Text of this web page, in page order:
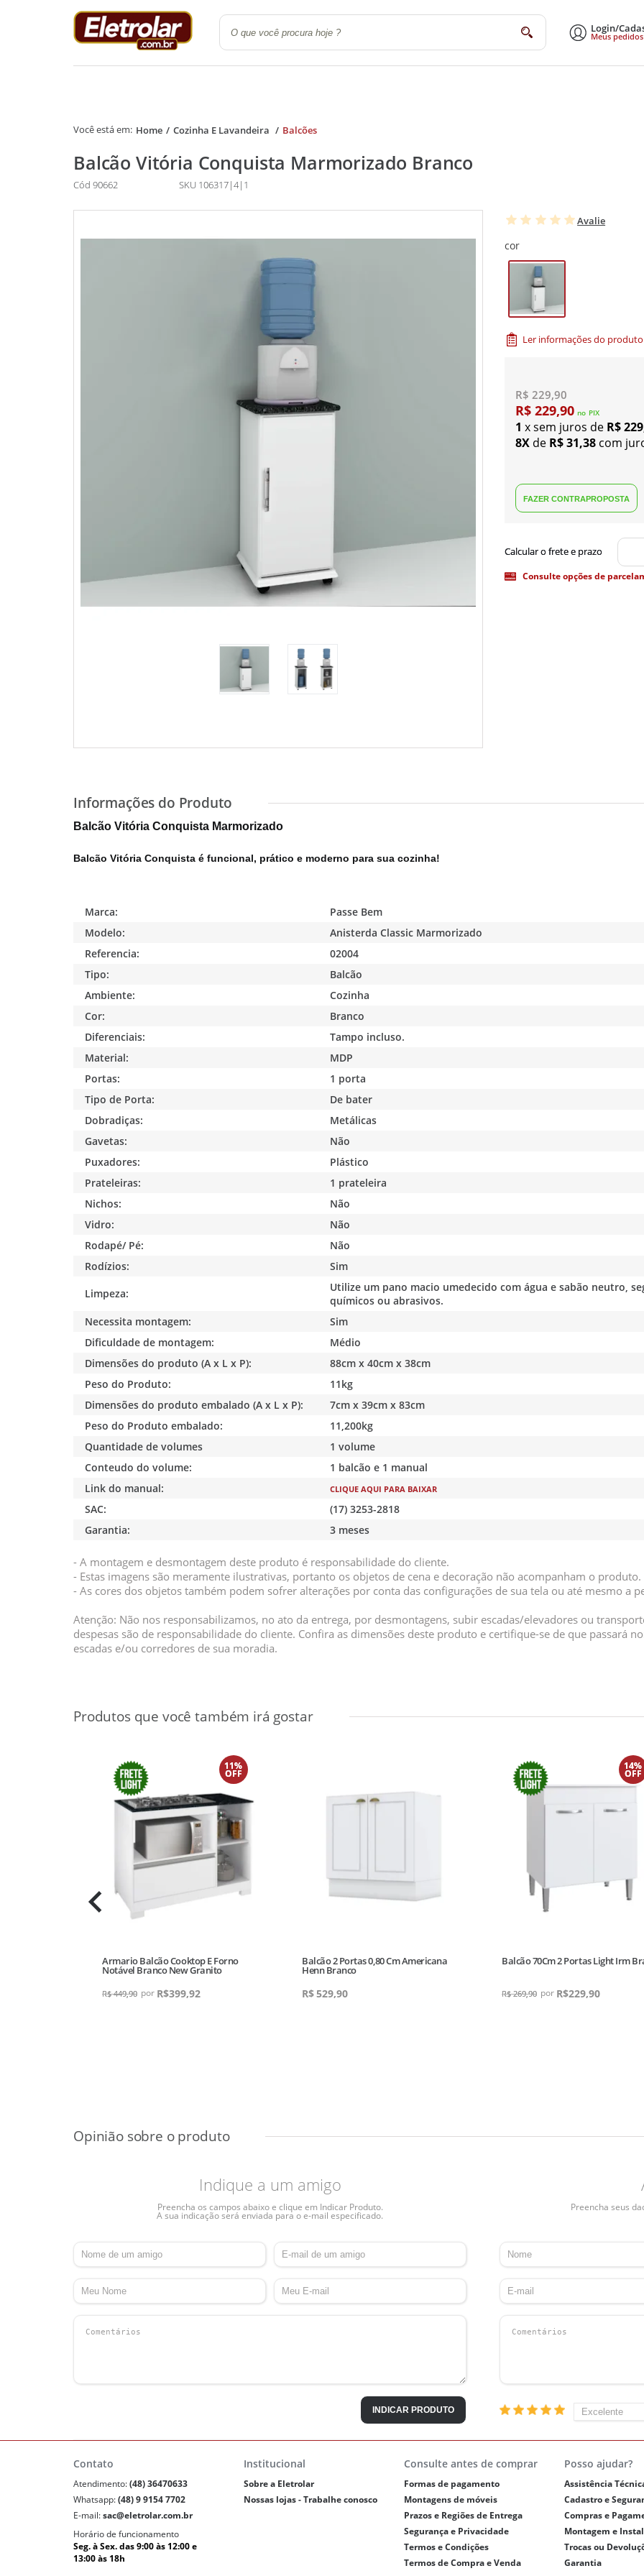
Login/
Meus pedidos
Quarto Utilidades Domésticas
Home Cozinha E Lavandeira Balcões
Balcão Vitória Conquista Marmorizado Branco
Cód 90662 SKU 106317|4|1
Avalie
cor
Ler informações do produto
R$ 229,90
R$ 229,90 no PIX
1 x sem juros de R$
8X de R$ 31,38 com
Consulte opções de
Balcão Vitória Conquista Marmorizado
Balcão Vitória Conquista é funcional, prático e moderno para sua cozinha!
Marca:
Passe Bem
Modelo:
Anisterda Classic Marmorizado
Referencia:
02004
Tipo:
Balcão
Ambiente:
Cozinha
Cor:
Branco
Diferenciais:
Tampo incluso.
Material:
MDP
Portas:
1 porta
Tipo de Porta:
De bater
Dobradiças:
Metálicas
Gavetas:
Não
Puxadores:
Plástico
Prateleiras:
1 prateleira
Nichos:
Não
Vidro:
Não
Rodapé/ Pé:
Não
Rodízios:
Sim
Limpeza:
Utilize um pano macio umedecido com água e sabão neutro,
químicos ou abrasivos.
Necessita montagem:
Sim
Dificuldade de montagem:
Médio
Dimensões do produto (A x L x P):
88cm x 40cm x 38cm
Peso do Produto:
11kg
Dimensões do produto embalado (A x L x P):
7cm x 39cm x 83cm
Peso do Produto embalado:
11,200kg
Quantidade de volumes
1 volume
Conteudo do volume:
1 balcão e 1 manual
Link do manual:
CLIQUE AQUI PARA BAIXAR
SAC:
(17) 3253-2818
Garantia:
3 meses
- A montagem e desmontagem deste produto é responsabilidade do cliente.
- Estas imagens são meramente ilustrativas, portanto os objetos de cena e decoração não acompanham o produto.
- As cores dos objetos também podem sofrer alterações por conta das configurações de sua tela ou até mesmo a
Atenção: Não nos responsabilizamos, no ato da entrega, por desmontagens, subir escadas/elevadores ou
despesas são de responsabilidade do cliente. Confira as dimensões deste produto e certifique-se de que passará
escadas e/ou corredores de sua moradia.
11%
OFF
Armario Balcão Cooktop E Forno
Notável Branco New Granito
R$ 449,90 R$399,92
Balcão 2 Portas 0,80 Cm Americana
Henn Branco
R$529,90
14%
OFF
Balcão 70Cm 2 Portas Light Irm
R$ 269,90 R$229,90
Indique a um amigo
Preencha os campos abaixo e clique em Indicar Produto.
A sua indicação será enviada para o e-mail especificado.
INDICAR PRODUTO
Preencha seus
Contato
Atendimento:(48) 36470633
Whatsapp:(48) 9 9154 7702
E-mail:sac@eletrolar.com.br
Horário de funcionamento
Seg. à Sex. das 9:00 às 12:00 e
13:00 às 18h
Institucional
Sobre a Eletrolar
Nossas lojas - Trabalhe conosco
Consulte antes de comprar
Formas de pagamento
Montagens de móveis
Prazos e Regiões de Entrega
Segurança e Privacidade
Termos e Condições
Termos de Compra e Venda
Posso ajudar?
Assistência
Cadastro e
Compras e
Montagem e
Trocas ou
Garantia